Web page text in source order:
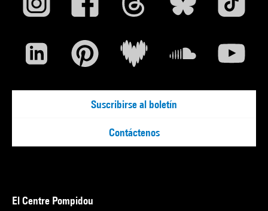
Suscribirse al boletín
Contáctenos
El Centre Pompidou